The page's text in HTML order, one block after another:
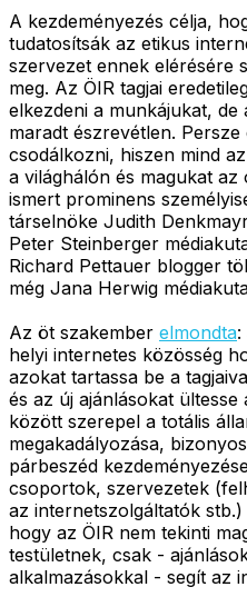
A kezdeményezés célja,
tudatosítsák az etikus
szervezet ennek elérésére
meg. Az ÖIR tagjai
elkezdeni a munkájukat, de
maradt észrevétlen.
csodálkozni, hiszen mind
a világhálón és magukat
ismert prominens
társelnöke Judith
Peter Steinberger
Richard Pettauer blogger
még Jana Herwig
Az öt szakember elmondta:
helyi internetes közösség
azokat tartassa be a
és az új ajánlásokat
között szerepel a totális
megakadályozása,
párbeszéd
csoportok, szervezetek
az internetszolgáltatók
hogy az ÖIR nem tekinti
testületnek, csak -
alkalmazásokkal - segít az